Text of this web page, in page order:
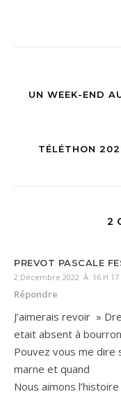
UN WEEK-END
TÉLÉTHON
2
PREVOT PASCALE
2 Décembre 2022 À 16 H 17
Répondre
J’aimerais revoir »
etait absent à
Pouvez vous me dire
marne et quand
Nous aimons